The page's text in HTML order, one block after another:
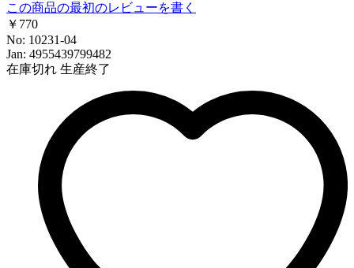
この商品の最初のレビューを書く
￥770
No: 10231-04
Jan: 4955439799482
在庫切れ 生産終了